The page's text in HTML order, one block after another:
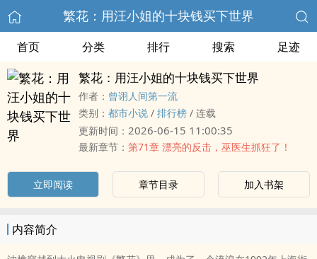
繁花：用汪小姐的十块钱买下世界
首页 分类 排行 搜索 足迹
繁花：用汪小姐的十块钱买下世界
作者： 曾诩人间第一流
类别： 都市小说 / 排行榜 / 连载
更新时间： 2026-06-15 11:00:35
最新章节： 第71章 漂亮的反击，巫医生抓狂了！
立即阅读 章节目录 加入书架
内容简介